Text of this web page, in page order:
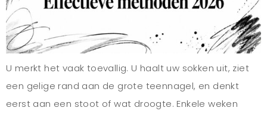
U merkt het vaak toevallig. U haalt uw sokken uit, ziet
een gelige rand aan de grote teennagel, en denkt
eerst aan een stoot of wat droogte. Enkele weken